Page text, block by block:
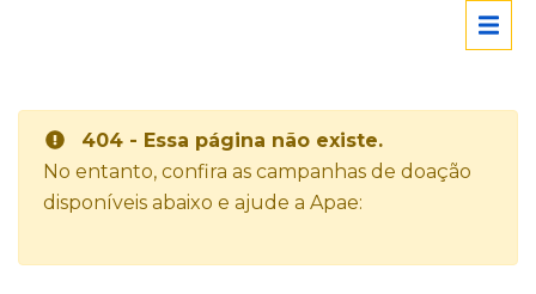
404 - Essa página não existe.
No entanto, confira as campanhas de doação
disponíveis abaixo e ajude a Apae: